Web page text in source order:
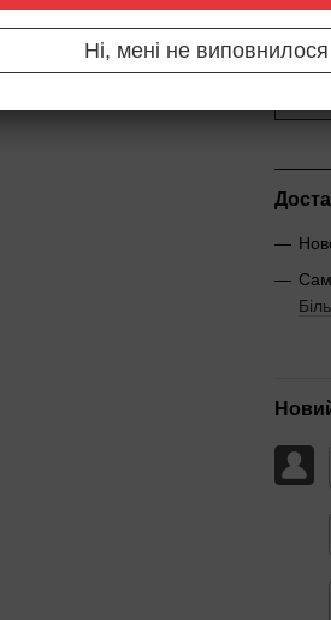
Ні, мені не виповнилося